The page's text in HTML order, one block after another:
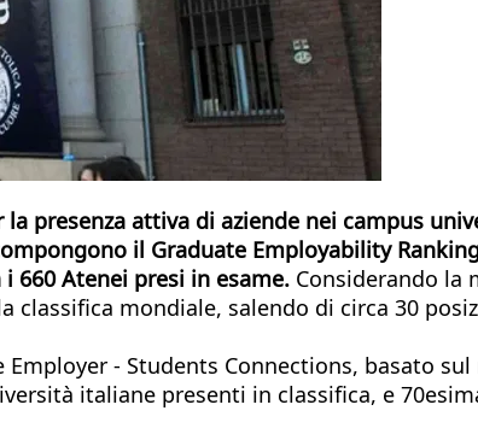
presenza attiva di aziende nei campus
il Graduate Employability
660 Atenei presi in esame. Considerando la
classifica mondiale, salendo di circa 30
- Students Connections, basato
italiane presenti in classifica, e